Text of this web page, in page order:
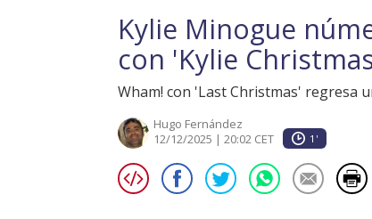
Kylie Minogue
con 'Kylie
Wham! con 'Last Christmas' regresa
Hugo Fernández
12/12/2025 | 20:02 CET
1'